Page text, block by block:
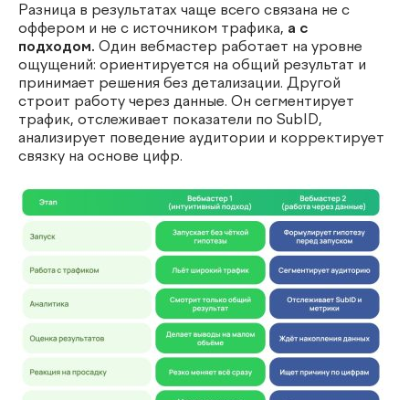
Разница в результатах чаще всего связана не с
оффером и не с источником трафика, а с
подходом. Один вебмастер работает на уровне
ощущений: ориентируется на общий результат и
принимает решения без детализации. Другой
строит работу через данные. Он сегментирует
трафик, отслеживает показатели по SubID,
анализирует поведение аудитории и корректирует
связку на основе цифр.